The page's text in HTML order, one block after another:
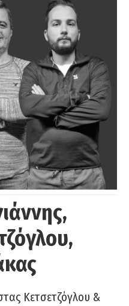
Κετσετζόγλου &